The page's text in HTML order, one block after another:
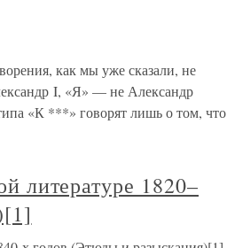
как мы уже сказали, не
I, «Я» — не Александр
«К ***» говорят лишь о том, что
литературе 1820–